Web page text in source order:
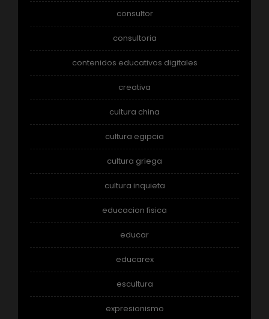
consultor
consultoria
contenidos educativos digitales
creativa
cultura china
cultura egipcia
cultura griega
cultura inquieta
educacion fisica
educar
educarex
escultura
expresionismo